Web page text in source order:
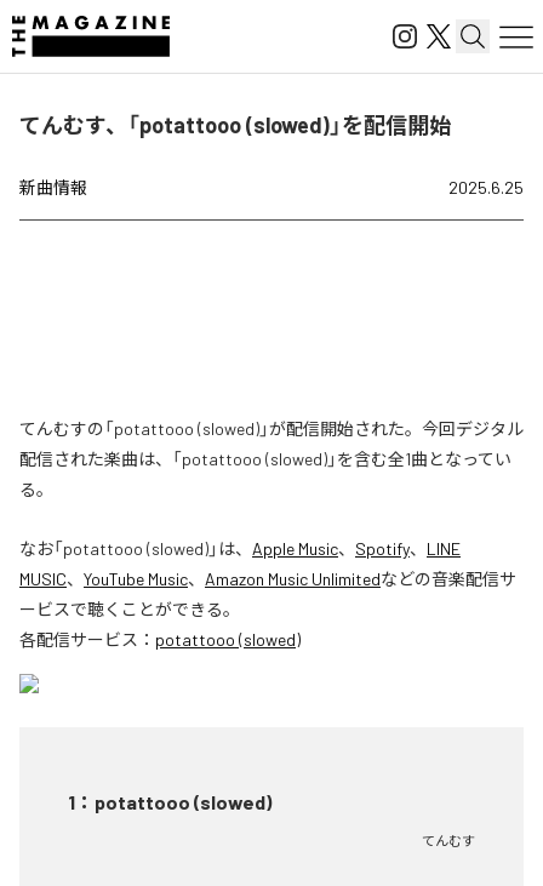
てんむす、「potattooo (slowed)」を配信開始
新曲情報 2025.6.25
てんむすの「potattooo (slowed)」が配信開始された。今回デジタル
配信された楽曲は、「potattooo (slowed)」を含む全1曲となってい
る。
なお「potattooo (slowed)」は、 Apple Music、 Spotify、 LINE
MUSIC、 YouTube Music、 Amazon Music Unlimitedなどの音楽配信サ
ービスで聴くことができる。
各配信サービス： potattooo (slowed)
1 ： potattooo (slowed)
てんむす